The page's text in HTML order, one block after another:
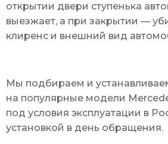
открытии двери ступенька
выезжает, а при закрытии —
клиренс и внешний вид
Мы подбираем и
на популярные модели
под условия эксплуатации в
установкой в день обращения.